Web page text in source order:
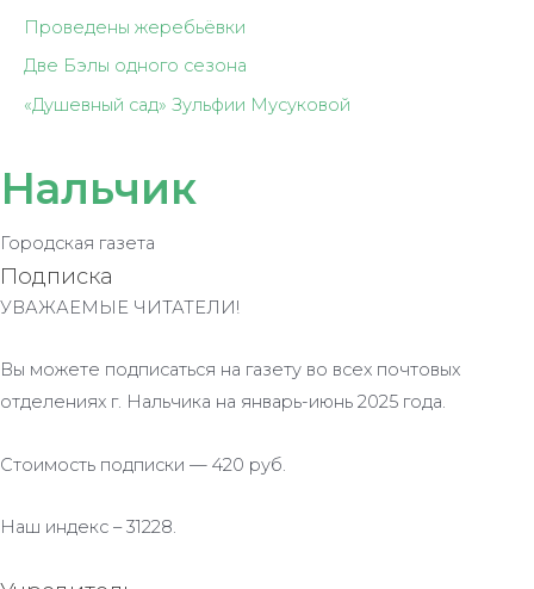
Проведены жеребьёвки
Две Бэлы одного сезона
«Душевный сад» Зульфии Мусуковой
Нальчик
Городская газета
Подписка
УВАЖАЕМЫЕ ЧИТАТЕЛИ!
Вы можете подписаться на газету во всех почтовых
отделениях г. Нальчика на январь-июнь 2025 года.
Стоимость подписки — 420 руб.
Наш индекс – 31228.